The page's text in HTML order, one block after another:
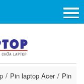
Pin laptop Acer Pin